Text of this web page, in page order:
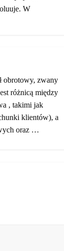
W
obrotowy, zwany
różnicą między
, takimi jak
klientów), a
oraz …